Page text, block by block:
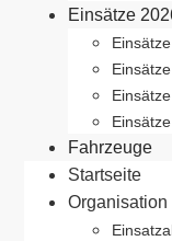
Einsätze
Fahrzeuge
Startseite
Organisation